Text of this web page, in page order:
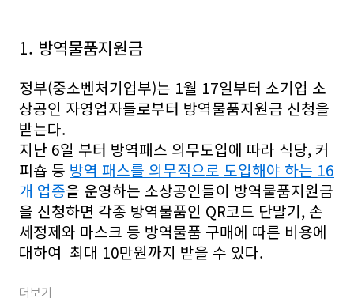
1. 방역물품지원금
정부(중소벤처기업부)는 1월 17일부터 소기업 소
상공인 자영업자들로부터 방역물품지원금 신청을
받는다.
지난 6일 부터 방역패스 의무도입에 따라 식당, 커
피숍 등 방역 패스를 의무적으로 도입해야 하는 16
개 업종을 운영하는 소상공인들이 방역물품지원금
을 신청하면 각종 방역물품인 QR코드 단말기, 손
세정제와 마스크 등 방역물품 구매에 따른 비용에
대하여 최대 10만원까지 받을 수 있다.
더보기